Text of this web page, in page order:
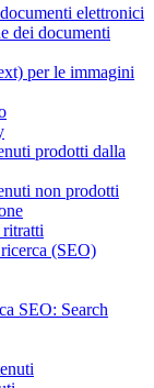
elettronici
dei documenti
per le immagini
prodotti dalla
non prodotti
ritratti
(SEO)
SEO: Search